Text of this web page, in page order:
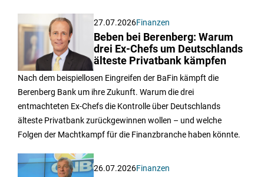
27.07.2026Finanzen
Beben bei Berenberg: Warum
drei Ex-Chefs um Deutschlands
älteste Privatbank kämpfen
Nach dem beispiellosen Eingreifen der BaFin kämpft die
Berenberg Bank um ihre Zukunft. Warum die drei
entmachteten Ex-Chefs die Kontrolle über Deutschlands
älteste Privatbank zurückgewinnen wollen – und welche
Folgen der Machtkampf für die Finanzbranche haben könnte.
26.07.2026Finanzen